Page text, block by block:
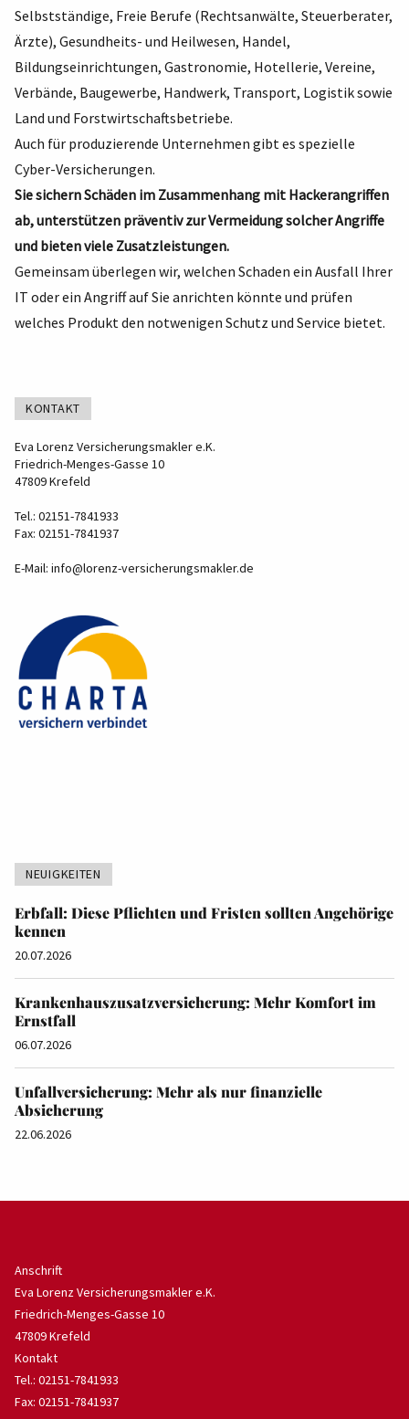
Selbstständige, Freie Berufe (Rechtsanwälte, Steuerberater,
Ärzte), Gesundheits- und Heilwesen, Handel,
Bildungseinrichtungen, Gastronomie, Hotellerie, Vereine,
Verbände, Baugewerbe, Handwerk, Transport, Logistik sowie
Land und Forstwirtschaftsbetriebe.
Auch für produzierende Unternehmen gibt es spezielle
Cyber-Versicherungen.
Sie sichern Schäden im Zusammenhang mit Hackerangriffen
ab, unterstützen präventiv zur Vermeidung solcher Angriffe
und bieten viele Zusatzleistungen.
Gemeinsam überlegen wir, welchen Schaden ein Ausfall Ihrer
IT oder ein Angriff auf Sie anrichten könnte und prüfen
welches Produkt den notwenigen Schutz und Service bietet.
KONTAKT
Eva Lorenz Versicherungsmakler e.K.
Friedrich-Menges-Gasse 10
47809 Krefeld
Tel.: 02151-7841933
Fax: 02151-7841937
E-Mail: info@lorenz-versicherungsmakler.de
NEUIGKEITEN
Erbfall: Diese Pflichten und Fristen sollten Angehörige
kennen
20.07.2026
Krankenhauszusatzversicherung: Mehr Komfort im
Ernstfall
06.07.2026
Unfallversicherung: Mehr als nur finanzielle
Absicherung
22.06.2026
Anschrift
Eva Lorenz Versicherungsmakler e.K.
Friedrich-Menges-Gasse 10
47809 Krefeld
Kontakt
Tel.: 02151-7841933
Fax: 02151-7841937